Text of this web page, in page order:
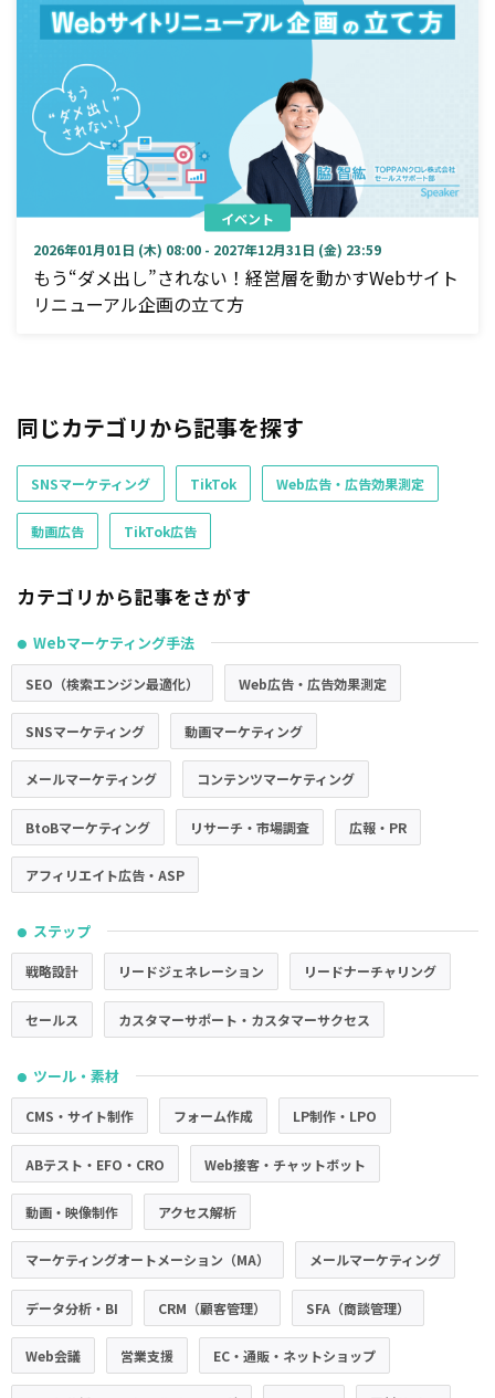
イベント
2026年01月01日 (木) 08:00 - 2027年12月31日 (金) 23:59
もう“ダメ出し”されない！経営層を動かすWebサイト
リニューアル企画の立て方
同じカテゴリから記事を探す
SNSマーケティング TikTok Web広告・広告効果測定
動画広告 TikTok広告
カテゴリから記事をさがす
● Webマーケティング手法
SEO（検索エンジン最適化） Web広告・広告効果測定
SNSマーケティング 動画マーケティング
メールマーケティング コンテンツマーケティング
BtoBマーケティング リサーチ・市場調査 広報・PR
アフィリエイト広告・ASP
● ステップ
戦略設計 リードジェネレーション リードナーチャリング
セールス カスタマーサポート・カスタマーサクセス
● ツール・素材
CMS・サイト制作 フォーム作成 LP制作・LPO
ABテスト・EFO・CRO Web接客・チャットボット
動画・映像制作 アクセス解析
マーケティングオートメーション（MA） メールマーケティング
データ分析・BI CRM（顧客管理） SFA（商談管理）
Web会議 営業支援 EC・通販・ネットショップ